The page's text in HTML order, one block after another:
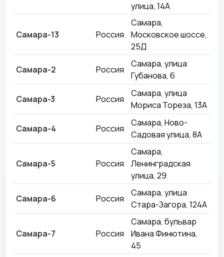
улица, 14А
Самара-13 Россия
Самара,
Московское шоссе,
25Д
Самара-2 Россия
Самара, улица
Губанова, 6
Самара-3 Россия
Самара, улица
Мориса Тореза, 13А
Самара-4 Россия
Самара, Ново-
Садовая улица, 8А
Самара-5 Россия
Самара,
Ленинградская
улица, 29
Самара-6 Россия
Самара, улица
Стара-Загора, 124А
Самара-7 Россия
Самара, бульвар
Ивана Финютина,
45